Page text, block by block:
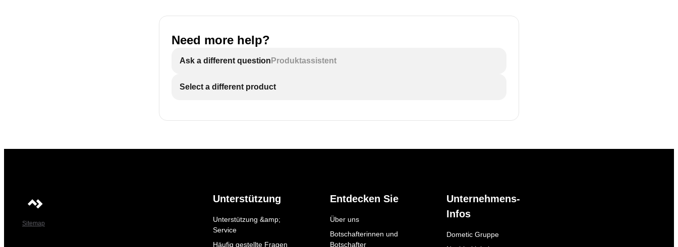
Need more help?
Ask a different question Produktassistent
Select a different product
Sitemap
Unterstützung
Unterstützung &amp;
Service
Häufig gestellte Fragen
Entdecken Sie
Über uns
Botschafterinnen und
Botschafter
Unternehmens-
Infos
Dometic Gruppe